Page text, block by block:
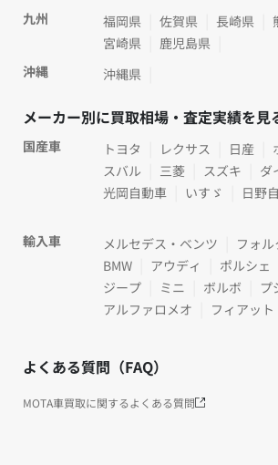
九州
福岡県 佐賀県 長崎県
宮崎県
鹿児島県
沖縄
沖縄県
メーカー別に買取相場・査定実績を見
国産車 トヨタ レクサス 日産
スバル
三菱 スズキ
ダ
光岡自動車
いすゞ 日野
輸入車 メルセデス・ベンツ
フォ
BMW
アウディ ポルシェ
ジープ
ミニ ボルボ
プ
アルファロメオ
フィアット
よくある質問（FAQ）
MOTA車買取に関するよくある質問